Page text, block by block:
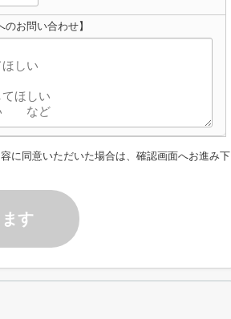
のお問い合わせ】
に同意いただいた場合は、確認画面へお進み下
す